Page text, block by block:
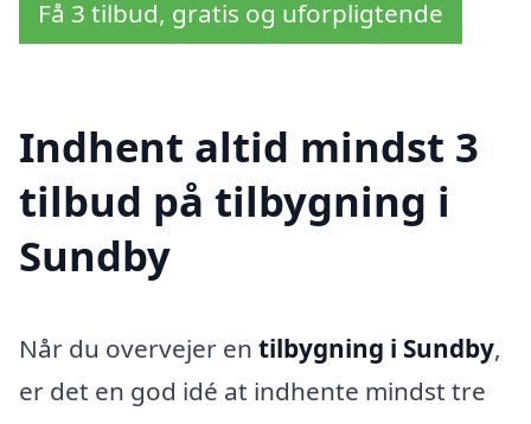
Få 3 tilbud, gratis og uforpligtende
Indhent altid mindst 3
tilbud på tilbygning i
Sundby
Når du overvejer en tilbygning i Sundby,
er det en god idé at indhente mindst tre